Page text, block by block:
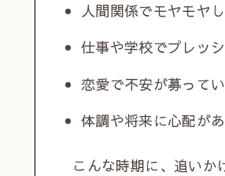
人間関係でモヤモヤ
仕事や学校でプレッ
恋愛で不安が募って
体調や将来に心配が
こんな時期に、追いか